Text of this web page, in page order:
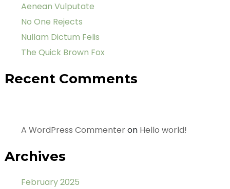
Aenean Vulputate
No One Rejects
Nullam Dictum Felis
The Quick Brown Fox
Recent Comments
A WordPress Commenteron Hello world!
Archives
February 2025